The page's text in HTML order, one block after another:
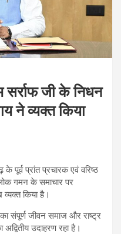
सर्राफ जी के निधन
ने व्यक्त किया
पूर्व प्रांत प्रचारक एवं वरिष्ठ
गमन के समाचार पर
व्यक्त किया है।
संपूर्ण जीवन समाज और राष्ट्र
उदाहरण रहा है।